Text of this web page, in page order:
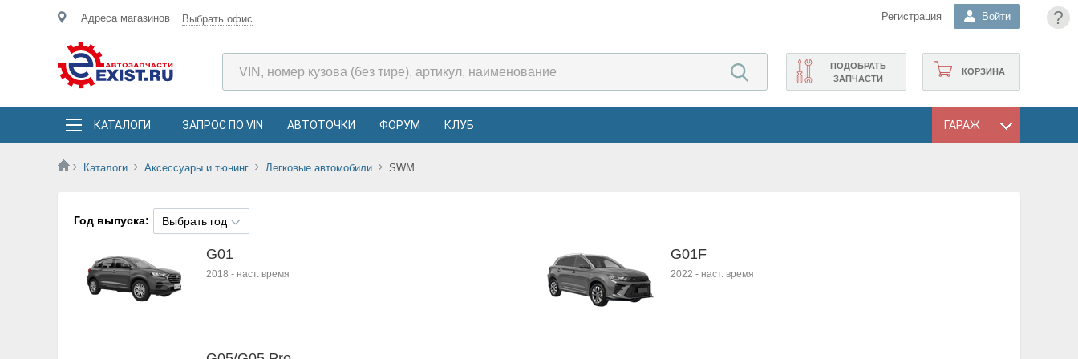
?
Адреса магазинов Выбрать офис Регистрация Войти
КОРЗИНА
ПОДОБРАТЬ
ЗАПЧАСТИ
КАТАЛОГИ ЗАПРОС ПО VIN АВТОТОЧКИ ФОРУМ КЛУБ ГАРАЖ
Каталоги Аксессуары и тюнинг Легковые автомобили SWM
Год выпуска: Выбрать год
G01
2018 - наст. время
G01F
2022 - наст. время